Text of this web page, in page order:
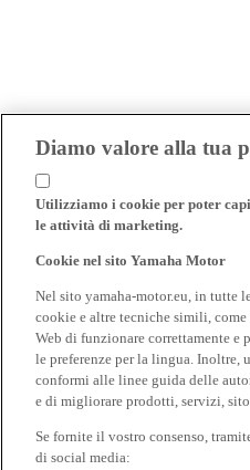
Diamo valore alla tua
Utilizziamo i cookie per poter
le attività di marketing.
Cookie nel sito Yamaha Motor
Nel sito yamaha-motor.eu, in tutte
cookie e altre tecniche simili,
Web di funzionare correttamente e
le preferenze per la lingua.
conformi alle linee guida delle
e di migliorare prodotti, servizi,
Se fornite il vostro consenso,
di social media: